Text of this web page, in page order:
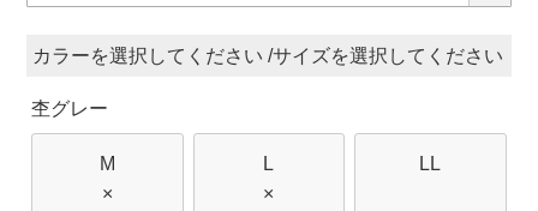
カラー サイズ
杢グレー
M
×
L
×
LL